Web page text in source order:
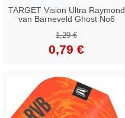
TARGET Vision Ultra Raymond
van Barneveld Ghost No6
1,29 €
0,79 €